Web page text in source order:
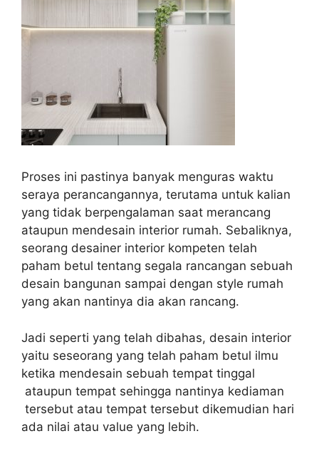
Proses ini pastinya banyak menguras waktu
seraya perancangannya, terutama untuk kalian
yang tidak berpengalaman saat merancang
ataupun mendesain interior rumah. Sebaliknya,
seorang desainer interior kompeten telah
paham betul tentang segala rancangan sebuah
desain bangunan sampai dengan style rumah
yang akan nantinya dia akan rancang.
Jadi seperti yang telah dibahas, desain interior
yaitu seseorang yang telah paham betul ilmu
ketika mendesain sebuah tempat tinggal
ataupun tempat sehingga nantinya kediaman
tersebut atau tempat tersebut dikemudian hari
ada nilai atau value yang lebih.